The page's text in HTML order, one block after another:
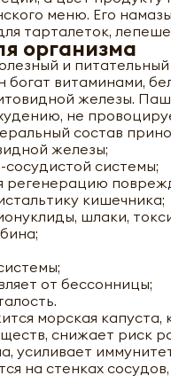
меню. Его
тарталеток,
организма
и
витаминами,
железы.
не
состав
железы;
системы;
регенерацию
кишечника;
шлаки,
от бессонницы;
морская
снижает риск
усиливает
на стенках